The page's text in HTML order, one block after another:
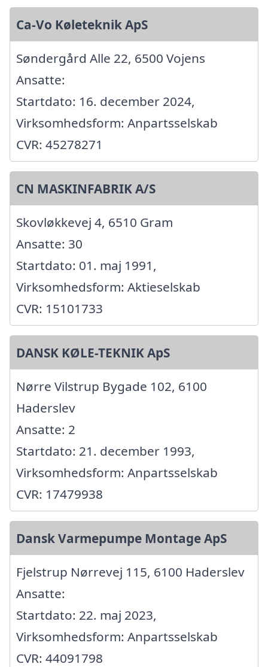
Ca-Vo Køleteknik ApS
Søndergård Alle 22, 6500 Vojens
Ansatte:
Startdato: 16. december 2024,
Virksomhedsform: Anpartsselskab
CVR: 45278271
CN MASKINFABRIK A/S
Skovløkkevej 4, 6510 Gram
Ansatte: 30
Startdato: 01. maj 1991,
Virksomhedsform: Aktieselskab
CVR: 15101733
DANSK KØLE-TEKNIK ApS
Nørre Vilstrup Bygade 102, 6100
Haderslev
Ansatte: 2
Startdato: 21. december 1993,
Virksomhedsform: Anpartsselskab
CVR: 17479938
Dansk Varmepumpe Montage ApS
Fjelstrup Nørrevej 115, 6100 Haderslev
Ansatte:
Startdato: 22. maj 2023,
Virksomhedsform: Anpartsselskab
CVR: 44091798